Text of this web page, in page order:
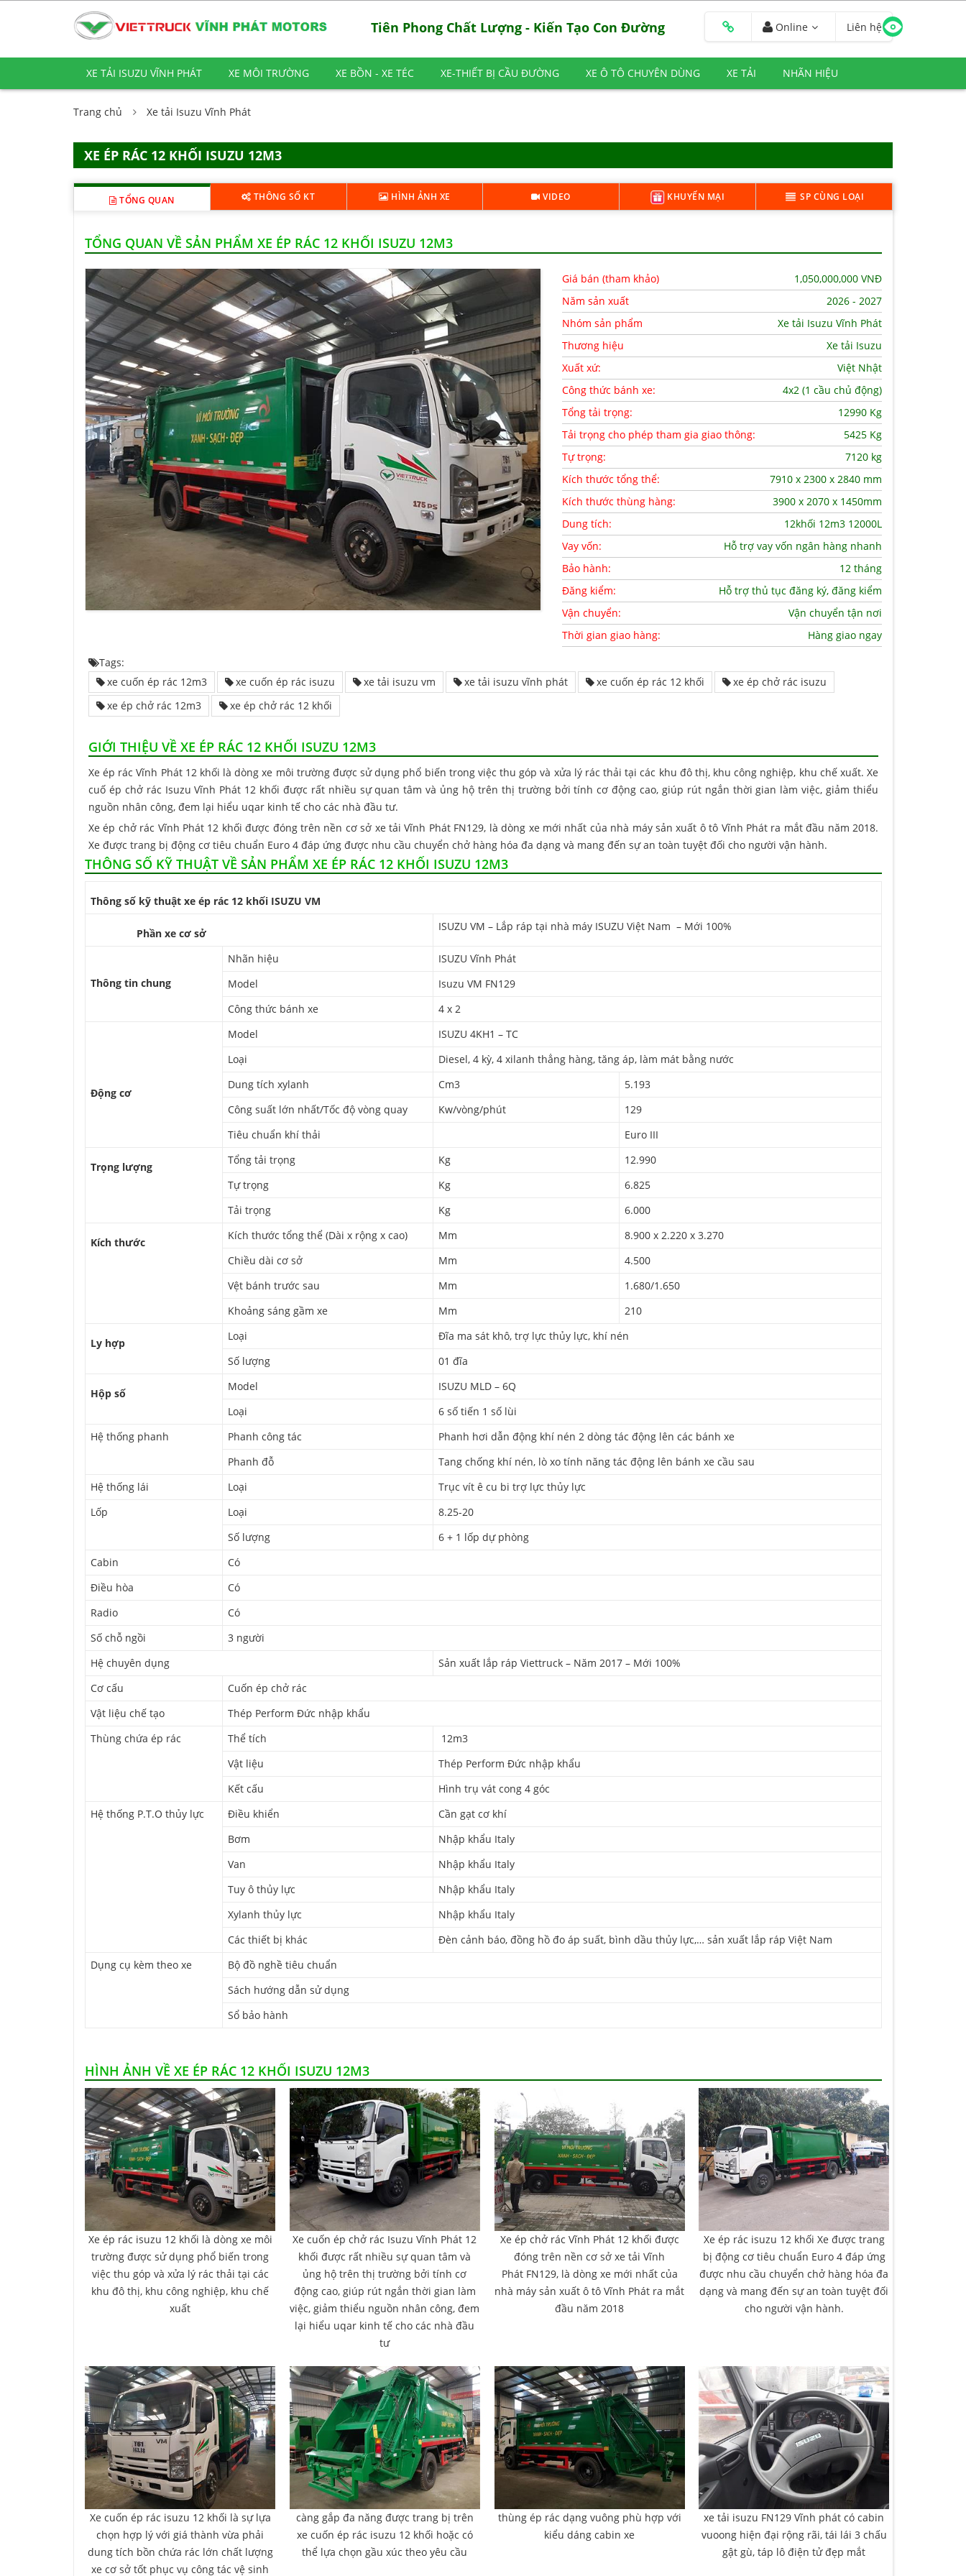
Tiên Phong Chất Lượng - Kiến Tạo Con Đường Online Liên hệ
XE TẢI ISUZU VĨNH PHÁT XE MÔI TRƯỜNG XE BỒN - XE TÉC XE-THIẾT BỊ CẦU ĐƯỜNG XE Ô TÔ CHUYÊN DÙNG XE TẢI NHÃN HIỆU
Trang chủ Xe tải Isuzu Vĩnh Phát
XE ÉP RÁC 12 KHỐI ISUZU 12M3
TỔNG QUAN THÔNG SỐ KT HÌNH ẢNH XE VIDEO KHUYẾN MẠI SP CÙNG LOẠI
TỔNG QUAN VỀ SẢN PHẨM XE ÉP RÁC 12 KHỐI ISUZU 12M3
Giá bán (tham khảo) 1,050,000,000VNĐ
Năm sản xuất
2026 - 2027
Nhóm sản phẩm
Xe tải Isuzu Vĩnh Phát
Thương hiệu
Xe tải Isuzu
Xuất xứ:
Việt Nhật
Công thức bánh xe:
4x2 (1 cầu chủ động)
Tổng tải trọng:
12990 Kg
Tải trọng cho phép tham gia giao thông:
5425 Kg
Tự trọng:
7120 kg
Kích thước tổng thể:
7910 x 2300 x 2840 mm
Kích thước thùng hàng:
3900 x 2070 x 1450mm
Dung tích:
12khối 12m3 12000L
Vay vốn:
Hỗ trợ vay vốn ngân hàng nhanh
Bảo hành:
12 tháng
Đăng kiểm:
Hỗ trợ thủ tục đăng ký, đăng kiểm
Vận chuyển:
Vận chuyển tận nơi
Thời gian giao hàng:
Hàng giao ngay
Tags:
xe cuốn ép rác 12m3
xe cuốn ép rác isuzu xe tải isuzu vm xe tải isuzu vĩnh phát xe cuốn ép rác 12 khối
xe ép chở rác isuzu
xe ép chở rác 12m3
xe ép chở rác 12 khối
GIỚI THIỆU VỀ XE ÉP RÁC 12 KHỐI ISUZU 12M3
Xe ép rác Vĩnh Phát 12 khối là dòng xe môi trường được sử dụng phổ biến trong việc thu góp và xửa lý rác thải tại các khu đô thị, khu công nghiệp, khu chế xuất. Xe
cuố ép chở rác Isuzu Vĩnh Phát 12 khối được rất nhiều sự quan tâm và ủng hộ trên thị trường bởi tính cơ động cao, giúp rút ngắn thời gian làm việc, giảm thiểu
nguồn nhân công, đem lại hiểu uqar kinh tế cho các nhà đầu tư.
Xe ép chở rác Vĩnh Phát 12 khối được đóng trên nền cơ sở xe tải Vĩnh Phát FN129, là dòng xe mới nhất của nhà máy sản xuất ô tô Vĩnh Phát ra mắt đầu năm 2018.
Xe được trang bị động cơ tiêu chuẩn Euro 4 đáp ứng được nhu cầu chuyển chở hàng hóa đa dạng và mang đến sự an toàn tuyệt đối cho người vận hành.
THÔNG SỐ KỸ THUẬT VỀ SẢN PHẨM XE ÉP RÁC 12 KHỐI ISUZU 12M3
Thông số kỹ thuật xe ép rác 12 khối ISUZU VM
Phần xe cơ sở
ISUZU VM – Lắp ráp tại nhà máy ISUZU Việt Nam – Mới 100%
Thông tin chung
Nhãn hiệu
ISUZU Vĩnh Phát
Model
Isuzu VM FN129
Công thức bánh xe
4 x 2
Động cơ
Model
ISUZU 4KH1 – TC
Loại
Diesel, 4 kỳ, 4 xilanh thẳng hàng, tăng áp, làm mát bằng nước
Dung tích xylanh
Cm3
5.193
Công suất lớn nhất/Tốc độ vòng quay
Kw/vòng/phút
129
Tiêu chuẩn khí thải
Euro III
Trọng lượng
Tổng tải trọng Kg
12.990
Tự trọng
Kg
6.825
Tải trọng
Kg 6.000
Kích thước
Kích thước tổng thể (Dài x rộng x cao) Mm
8.900 x 2.220 x 3.270
Chiều dài cơ sở
Mm
4.500
Vệt bánh trước sau
Mm
1.680/1.650
Khoảng sáng gầm xe
Mm 210
Ly hợp
Loại
Đĩa ma sát khô, trợ lực thủy lực, khí nén
Số lượng
01 đĩa
Hộp số
Model
ISUZU MLD – 6Q
Loại
6 số tiến 1 số lùi
Hệ thống phanh
Phanh công tác
Phanh hơi dẫn động khí nén 2 dòng tác động lên các bánh xe
Phanh đỗ
Tang chống khí nén, lò xo tính năng tác động lên bánh xe cầu sau
Hệ thống lái
Loại
Trục vít ê cu bi trợ lực thủy lực
Lốp
Loại
8.25-20
Số lượng
6 + 1 lốp dự phòng
Cabin
Có
Điều hòa
Có
Radio
Có
Số chỗ ngồi
3 người
Hệ chuyên dụng
Sản xuất lắp ráp Viettruck – Năm 2017 – Mới 100%
Cơ cấu
Cuốn ép chở rác
Vật liệu chế tạo
Thép Perform Đức nhập khẩu
Thùng chứa ép rác
Thể tích
12m3
Vật liệu
Thép Perform Đức nhập khẩu
Kết cấu
Hình trụ vát cong 4 góc
Hệ thống P.T.O thủy lực
Điều khiển
Cần gạt cơ khí
Bơm
Nhập khẩu Italy
Van
Nhập khẩu Italy
Tuy ô thủy lực
Nhập khẩu Italy
Xylanh thủy lực
Nhập khẩu Italy
Các thiết bị khác
Đèn cảnh báo, đồng hồ đo áp suất, bình dầu thủy lực,… sản xuất lắp ráp Việt Nam
Dụng cụ kèm theo xe
Bộ đồ nghề tiêu chuẩn
Sách hướng dẫn sử dụng
Sổ bảo hành
HÌNH ẢNH VỀ XE ÉP RÁC 12 KHỐI ISUZU 12M3
Xe ép rác isuzu 12 khối là dòng xe môi
trường được sử dụng phổ biến trong
việc thu góp và xửa lý rác thải tại các
khu đô thị, khu công nghiệp, khu chế
xuất
Xe cuốn ép chở rác Isuzu Vĩnh Phát 12
khối được rất nhiều sự quan tâm và
ủng hộ trên thị trường bởi tính cơ
động cao, giúp rút ngắn thời gian làm
việc, giảm thiểu nguồn nhân công, đem
lại hiểu uqar kinh tế cho các nhà đầu
tư
Xe ép chở rác Vĩnh Phát 12 khối được
đóng trên nền cơ sở xe tải Vĩnh
Phát FN129, là dòng xe mới nhất của
nhà máy sản xuất ô tô Vĩnh Phát ra mắt
đầu năm 2018
Xe ép rác isuzu 12 khối Xe được trang
bị động cơ tiêu chuẩn Euro 4 đáp ứng
được nhu cầu chuyển chở hàng hóa đa
dạng và mang đến sự an toàn tuyệt đối
cho người vận hành.
Xe cuốn ép rác isuzu 12 khối là sự lựa
chọn hợp lý với giá thành vừa phải
dung tích bồn chứa rác lớn chất lượng
xe cơ sở tốt phục vụ công tác vệ sinh
càng gắp đa năng được trang bị trên
xe cuốn ép rác isuzu 12 khối hoặc có
thể lựa chọn gầu xúc theo yêu cầu
thùng ép rác dạng vuông phù hợp với
kiểu dáng cabin xe
xe tải isuzu FN129 Vĩnh phát có cabin
vuoong hiện đại rộng rãi, tái lái 3 chấu
gật gù, táp lô điện tử đẹp mắt